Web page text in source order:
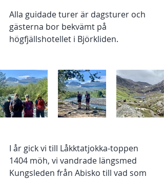
Alla guidade turer är dagsturer och
gästerna bor bekvämt på
högfjällshotellet i Björkliden.
I år gick vi till Låkktatjokka-toppen
1404 möh, vi vandrade längsmed
Kungsleden från Abisko till vad som